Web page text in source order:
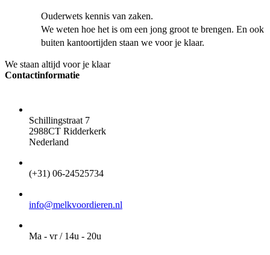
Ouderwets kennis van zaken.
We weten hoe het is om een jong groot te brengen. En ook
buiten kantoortijden staan we voor je klaar.
We staan altijd voor je klaar
Contactinformatie
Schillingstraat 7
2988CT Ridderkerk
Nederland
(+31) 06-24525734
info@melkvoordieren.nl
Ma - vr / 14u - 20u